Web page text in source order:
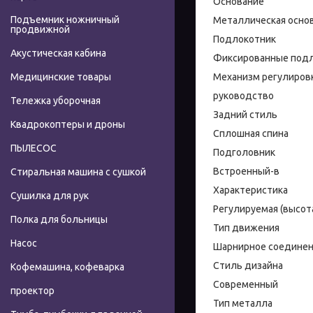
Металлическая
Подлокотник
Фиксированные
Механизм
руководство
Задний стиль
Сплошная спина
Подголовник
Встроенный-в
Характеристика
Регулируемая
Тип движения
Шарнирное
Стиль дизайна
Современный
Тип металла
Подъемник ножничный
продвижной
Акустическая кабина
Медицинские товары
Тележка уборочная
Квадрокоптеры и дроны
ПЫЛЕСОС
Стиральная машина с сушкой
Сушилка для рук
Полка для больницы
Насос
Кофемашина, кофеварка
проектор